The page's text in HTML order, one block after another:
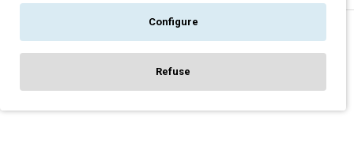
Configure
Refuse